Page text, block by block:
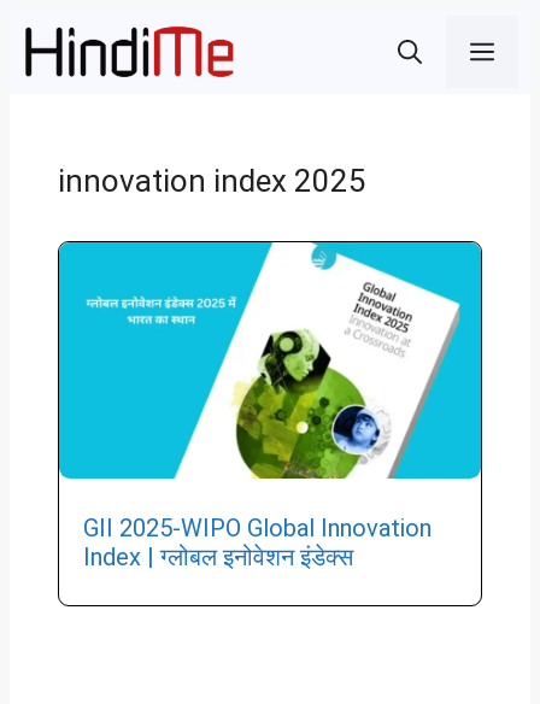
Skip
innovation index 2025
GII 2025-WIPO Global Innovation
Index | ग्लोबल इनोवेशन इंडेक्स